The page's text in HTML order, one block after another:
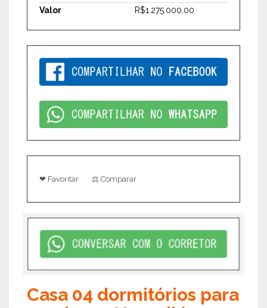
Valor
R$1.275.000,00
❤ Favoritar ⚖ Comparar
Casa 04 dormitórios para